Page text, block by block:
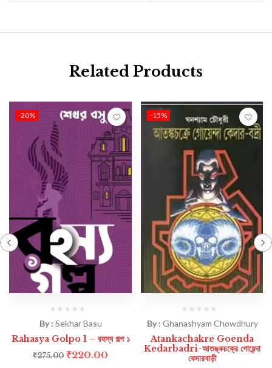
Related Products
-20%
By : Sekhar Basu
Rahasya Golpo 1 – রহস্য গল্প ১
₹275.00 ₹220.00
-15%
By : Ghanashyam Chowdhury
Atankachakre Goenda
Kedarbadri-আতঙ্কচক্রে গোয়েন্দা
কেদারবাড়ী